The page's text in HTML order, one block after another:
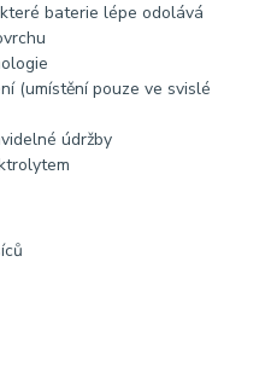
baterie lépe odolává
(umístění pouze ve svislé
údržby